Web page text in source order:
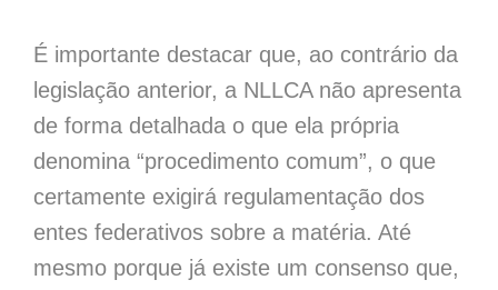
É importante destacar que, ao contrário da
legislação anterior, a NLLCA não apresenta
de forma detalhada o que ela própria
denomina “procedimento comum”, o que
certamente exigirá regulamentação dos
entes federativos sobre a matéria. Até
mesmo porque já existe um consenso que,